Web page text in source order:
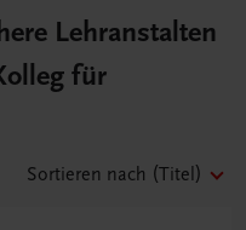
Lehranstalten
für
Sortieren nach (Titel)